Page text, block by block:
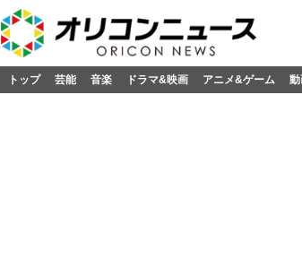
トップ 芸能 音楽 ドラマ&映画 アニメ&ゲーム 動